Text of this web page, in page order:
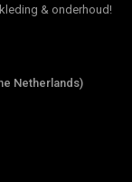
& onderhoud!
Netherlands)